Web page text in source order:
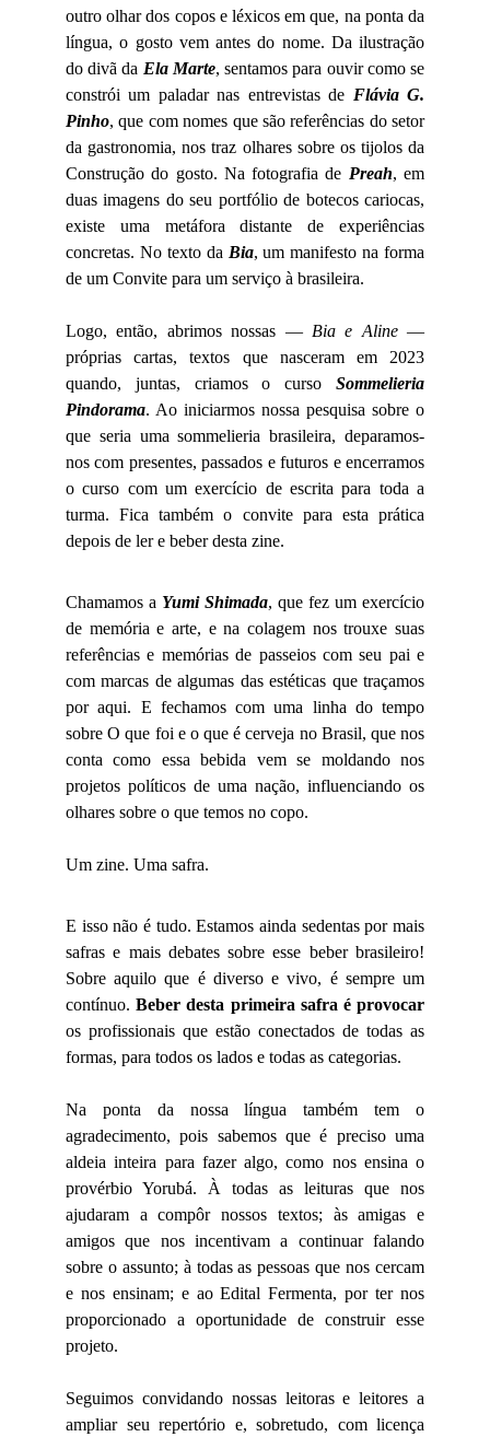
outro olhar dos copos e léxicos em que, na ponta da
língua, o gosto vem antes do nome. Da ilustração
do divã da Ela Marte, sentamos para ouvir como se
constrói um paladar nas entrevistas de Flávia G.
Pinho, que com nomes que são referências do setor
da gastronomia, nos traz olhares sobre os tijolos da
Construção do gosto. Na fotografia de Preah, em
duas imagens do seu portfólio de botecos cariocas,
existe uma metáfora distante de experiências
concretas. No texto da Bia, um manifesto na forma
de um Convite para um serviço à brasileira.
Logo, então, abrimos nossas — Bia e Aline—
próprias cartas, textos que nasceram em 2023
quando, juntas, criamos o curso Sommelieria
Pindorama. Ao iniciarmos nossa pesquisa sobre o
que seria uma sommelieria brasileira, deparamos-
nos com presentes, passados e futuros e encerramos
o curso com um exercício de escrita para toda a
turma. Fica também o convite para esta prática
depois de ler e beber desta zine.
Chamamos a Yumi Shimada, que fez um exercício
de memória e arte, e na colagem nos trouxe suas
referências e memórias de passeios com seu pai e
com marcas de algumas das estéticas que traçamos
por aqui. E fechamos com uma linha do tempo
sobre O que foi e o que é cerveja no Brasil, que nos
conta como essa bebida vem se moldando nos
projetos políticos de uma nação, influenciando os
olhares sobre o que temos no copo.
Um zine. Uma safra.
E isso não é tudo. Estamos ainda sedentas por mais
safras e mais debates sobre esse beber brasileiro!
Sobre aquilo que é diverso e vivo, é sempre um
contínuo.Beber desta primeira safra é provocar
os profissionais que estão conectados de todas as
formas, para todos os lados e todas as categorias.
Na ponta da nossa língua também tem o
agradecimento, pois sabemos que é preciso uma
aldeia inteira para fazer algo, como nos ensina o
provérbio Yorubá. À todas as leituras que nos
ajudaram a compôr nossos textos; às amigas e
amigos que nos incentivam a continuar falando
sobre o assunto; à todas as pessoas que nos cercam
e nos ensinam; e ao Edital Fermenta, por ter nos
proporcionado a oportunidade de construir esse
projeto.
Seguimos convidando nossas leitoras e leitores a
ampliar seu repertório e, sobretudo, com licença